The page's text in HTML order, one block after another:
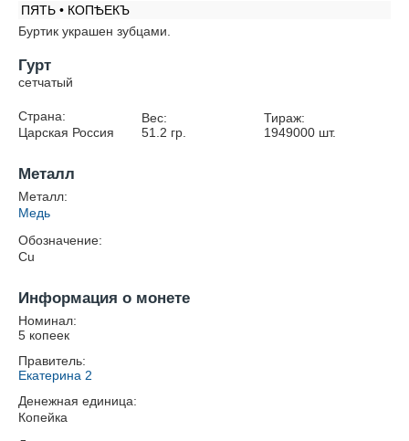
ПЯТЬ • КОПѢЕКЪ
Буртик украшен зубцами.
Гурт
сетчатый
Страна:
Царская Россия
Вес:
51.2 гр.
Тираж:
1949000 шт.
Металл
Металл:
Медь
Обозначение:
Cu
Информация о монете
Номинал:
5 копеек
Правитель:
Екатерина 2
Денежная единица:
Копейка